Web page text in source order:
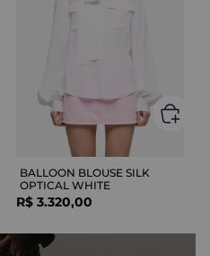
BALLOON BLOUSE SILK
OPTICAL WHITE
R$ 3.320,00